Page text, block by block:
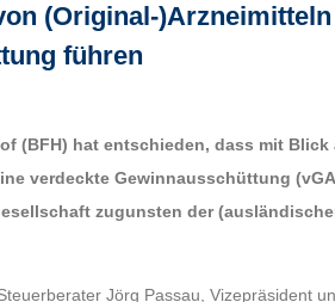
(Original-
führen
(BFH) hat entschieden, dass mit
verdeckte Gewinnausschüttung
zugunsten der
Jörg Passau, Vizepräsident